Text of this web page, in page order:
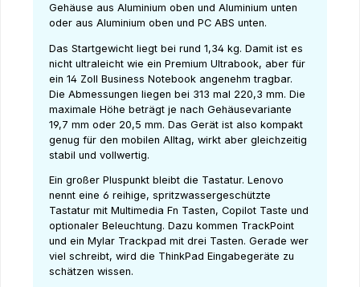
Gehäuse aus Aluminium oben und Aluminium unten
oder aus Aluminium oben und PC ABS unten.
Das Startgewicht liegt bei rund 1,34 kg. Damit ist es
nicht ultraleicht wie ein Premium Ultrabook, aber für
ein 14 Zoll Business Notebook angenehm tragbar.
Die Abmessungen liegen bei 313 mal 220,3 mm. Die
maximale Höhe beträgt je nach Gehäusevariante
19,7 mm oder 20,5 mm. Das Gerät ist also kompakt
genug für den mobilen Alltag, wirkt aber gleichzeitig
stabil und vollwertig.
Ein großer Pluspunkt bleibt die Tastatur. Lenovo
nennt eine 6 reihige, spritzwassergeschützte
Tastatur mit Multimedia Fn Tasten, Copilot Taste und
optionaler Beleuchtung. Dazu kommen TrackPoint
und ein Mylar Trackpad mit drei Tasten. Gerade wer
viel schreibt, wird die ThinkPad Eingabegeräte zu
schätzen wissen.